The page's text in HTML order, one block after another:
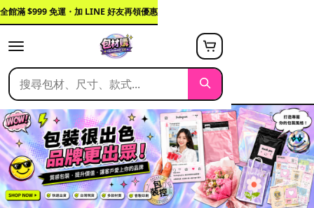
全館滿 $999 免運・加 LINE 好友再領優惠